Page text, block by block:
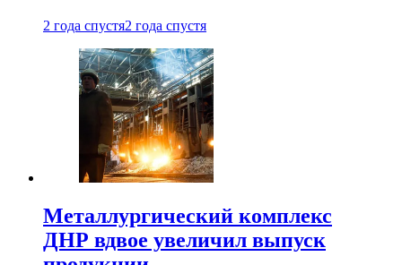
2 года спустя2 года спустя
Металлургический комплекс
ДНР вдвое увеличил выпуск